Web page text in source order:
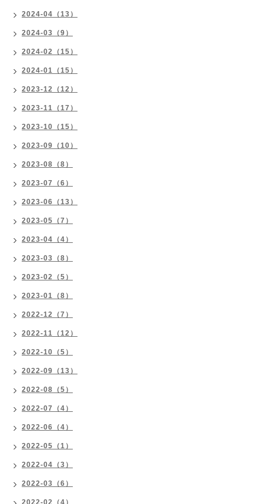
2024-04（13）
2024-03（9）
2024-02（15）
2024-01（15）
2023-12（12）
2023-11（17）
2023-10（15）
2023-09（10）
2023-08（8）
2023-07（6）
2023-06（13）
2023-05（7）
2023-04（4）
2023-03（8）
2023-02（5）
2023-01（8）
2022-12（7）
2022-11（12）
2022-10（5）
2022-09（13）
2022-08（5）
2022-07（4）
2022-06（4）
2022-05（1）
2022-04（3）
2022-03（6）
2022-02（4）